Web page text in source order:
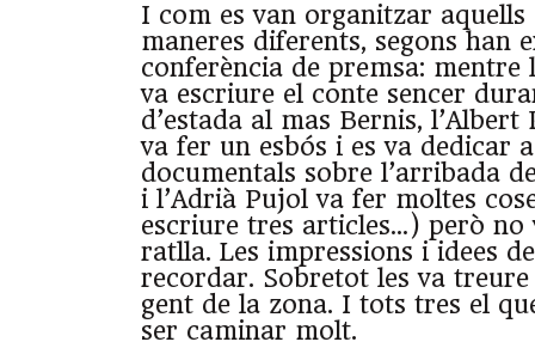
I com es van organitzar aquells
maneres diferents, segons han
conferència de premsa: mentre
va escriure el conte sencer
d’estada al mas Bernis, l’Albert
va fer un esbós i es va dedicar
documentals sobre l’arribada
i l’Adrià Pujol va fer moltes
escriure tres articles…) però no
ratlla. Les impressions i idees
recordar. Sobretot les va
gent de la zona. I tots tres el
ser caminar molt.